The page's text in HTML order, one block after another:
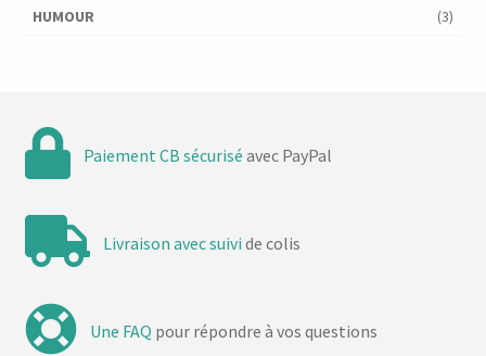
HUMOUR
(3)
Paiement CB sécurisé avec PayPal
Livraison avec suivi de colis
Une FAQ pour répondre à vos questions